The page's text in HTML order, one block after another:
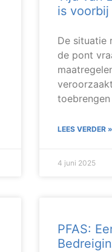
is voorbij
De situatie
de pont
LEES VERDER »
4 juni 2025
PFAS: